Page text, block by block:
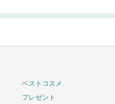
ベストコスメ
プレゼント